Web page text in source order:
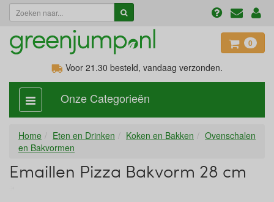
0
Voor 21.30 besteld, vandaag verzonden.
categorie
aan,
Onze Categorieën
Home Eten en Drinken Koken en Bakken
Ovenschalen
en Bakvormen
Emaillen Pizza Bakvorm 28 cm